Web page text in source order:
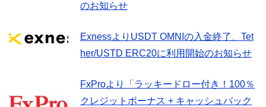
のお知らせ
ExnessよりUSDT OMNIの入金終了、Tet
her/USTD ERC20に利用開始のお知らせ
FxProより「ラッキードロー付き！100％
クレジットボーナス + キャッシュバック